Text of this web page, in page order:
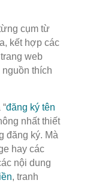
cụm từ
kết hợp các
web
thích
đăng ký tên
nhất thiết
đăng ký. Mà
hay các
nội dung
, tranh